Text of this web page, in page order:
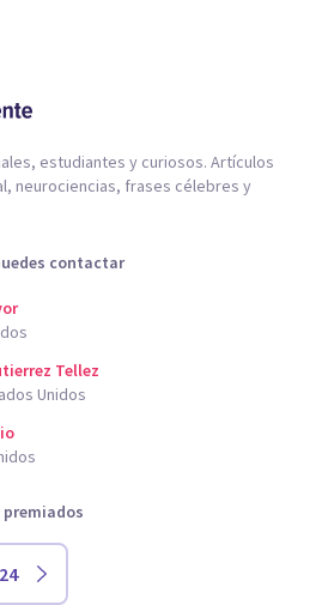
estudiantes y curiosos. Artículos
neurociencias, frases célebres y
contactar
Tellez
Unidos